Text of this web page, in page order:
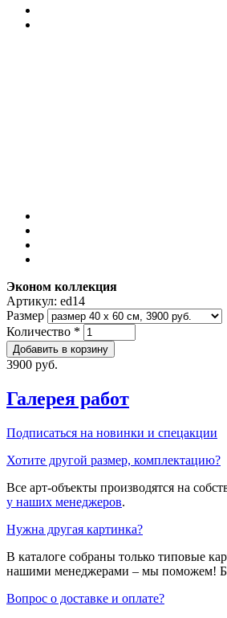
Эконом коллекция
Артикул: ed14
Размер
Количество *
3900 руб.
Галерея работ
Подписаться на новинки и спецакции
Хотите другой размер, комплектацию?
Все арт-объекты производятся на
у наших менеджеров.
Нужна другая картинка?
В каталоге собраны только типовые
нашими менеджерами – мы поможем!
Вопрос о доставке и оплате?